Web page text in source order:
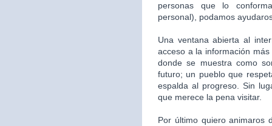
personas que lo
personal), podamos
Una ventana abierta al
acceso a la información
donde se muestra como
futuro; un pueblo que
espalda al progreso. Sin
que merece la pena visitar.
Por último quiero animaros